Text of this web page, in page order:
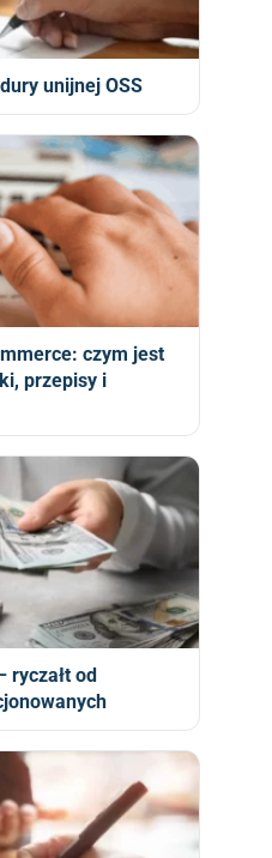
unijnej OSS
czym jest
przepisy i
ryczałt od